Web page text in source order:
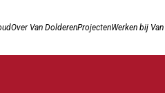
Over Van DolderenProjectenWerken bij